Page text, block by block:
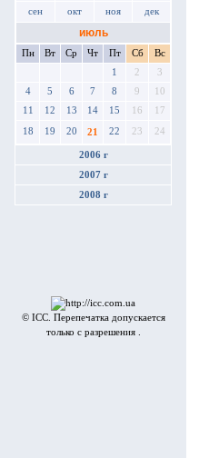
сен окт ноя дек
июль
Пн Вт Ср Чт Пт Сб
Вс
1
2
3
4
5 6 7 8 9
10
11
12 13 14 15 16 17
18 19 20 21 22 23 24
2006 г
2007 г
2008 г
© ICC. Перепечатка допускается
только с разрешения .